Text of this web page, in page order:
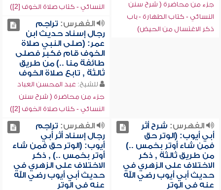
جزء من محاضرة ( شرح سنن
النسائي - كتاب الطهارة - باب
ذكر الاغتسال من الحيض)
النسائي - كتاب صلاة الخوف [2])
الفهرس: تراجم
رجال إسناد حديث ابن
عمر: (صلى النبي صلاة
الخوف قام فكبر فصلى
طائفة منا ..) من طريق
ثالثة , تابع صلاة الخوف
للشيخ: عبد المحسن العباد
جزء من محاضرة ( شرح سنن
النسائي - كتاب صلاة الخوف [2])
الفهرس: شرح أثر
أبي أيوب: (الوتر حق
فمن شاء أوتر بخمس ..)
من طريق ثالثة , ذكر
الاختلاف على الزهري في
حديث أبي أيوب رضي الله
عنه في الوتر
الفهرس: تراجم
رجال إسناد أثر أبي
أيوب: (الوتر حق فمن شاء
أوتر بخمس ..) , ذكر
الاختلاف على الزهري في
حديث أبي أيوب رضي الله
عنه في الوتر